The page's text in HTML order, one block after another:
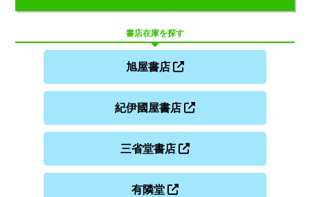
書店在庫を探す
旭屋書店
紀伊國屋書店
三省堂書店
有隣堂